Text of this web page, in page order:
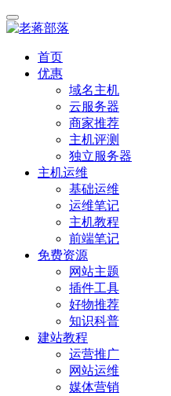
首页
优惠
域名主机
云服务器
商家推荐
主机评测
独立服务器
主机运维
基础运维
运维笔记
主机教程
前端笔记
免费资源
网站主题
插件工具
好物推荐
知识科普
建站教程
运营推广
网站运维
媒体营销